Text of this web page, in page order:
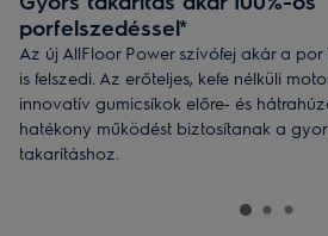
porfelszedéssel*
Az új AllFloor Power szívófej akár a por
is felszedi. Az erőteljes, kefe nélküli
innovatív gumicsíkok előre‑ és
hatékony működést biztosítanak a
takarításhoz.